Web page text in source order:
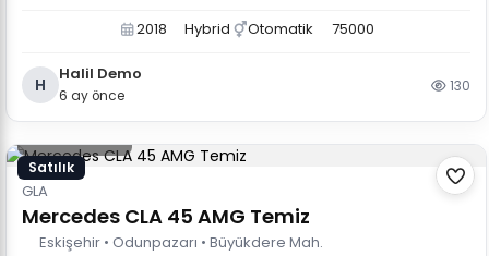
2018
Hybrid Otomatik 75000
H
Halil Demo
6 ay önce
130
Satılık
2.500.000 TL
GLA
Mercedes CLA 45 AMG Temiz
Eskişehir • Odunpazarı • Büyükdere Mah.